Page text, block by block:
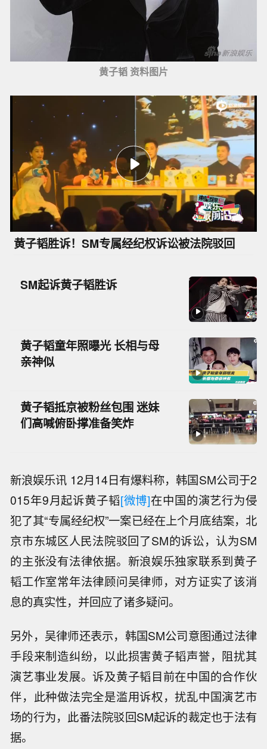
黄子韬 资料图片
黄子韬胜诉！SM专属经纪权诉讼被法院驳回
SM起诉黄子韬胜诉
黄子韬童年照曝光 长相与母
亲神似
黄子韬抵京被粉丝包围 迷妹
们高喊俯卧撑准备笑炸
新浪娱乐讯 12月14日有爆料称，韩国SM公司于2
015年9月起诉黄子韬[微博]在中国的演艺行为侵
犯了其“专属经纪权”一案已经在上个月底结案，北
京市东城区人民法院驳回了SM的诉讼，认为SM
的主张没有法律依据。新浪娱乐独家联系到黄子
韬工作室常年法律顾问吴律师，对方证实了该消
息的真实性，并回应了诸多疑问。
另外，吴律师还表示，韩国SM公司意图通过法律
手段来制造纠纷，以此损害黄子韬声誉，阻扰其
演艺事业发展。诉及黄子韬目前在中国的合作伙
伴，此种做法完全是滥用诉权，扰乱中国演艺市
场的行为，此番法院驳回SM起诉的裁定也于法有
据。